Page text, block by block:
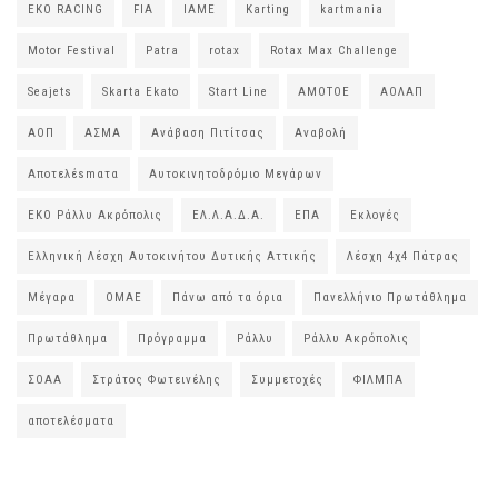
EKO RACING FIA IAME Karting kartmania
Motor Festival Patra rotax Rotax Max Challenge
Seajets Skarta Ekato Start Line ΑΜΟΤΟΕ ΑΟΛΑΠ
ΑΟΠ ΑΣΜΑ Ανάβαση Πιτίτσας Αναβολή
Αποτελέsmατα Αυτοκινητοδρόμιο Μεγάρων
ΕΚΟ Ράλλυ Ακρόπολις ΕΛ.Λ.Α.Δ.Α. ΕΠΑ Εκλογές
Ελληνική Λέσχη Αυτοκινήτου Δυτικής Αττικής Λέσχη 4χ4 Πάτρας
Μέγαρα ΟΜΑΕ Πάνω από τα όρια Πανελλήνιο Πρωτάθλημα
Πρωτάθλημα Πρόγραμμα Ράλλυ Ράλλυ Ακρόπολις
ΣΟΑΑ Στράτος Φωτεινέλης Συμμετοχές ΦΙΛΜΠΑ
αποτελέσματα